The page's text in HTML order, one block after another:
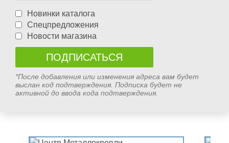
Новинки каталога
Спецпредложения
Новости магазина
*После добавления или изменения адреса вам будет
выслан код подтверждения. Подписка будет не
активной до ввода кода подтверждения.